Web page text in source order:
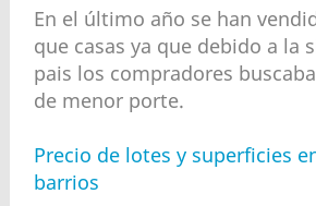
En el último año se han
que casas ya que debido a la
pais los compradores
de menor porte.
Precio de lotes y superficies
barrios